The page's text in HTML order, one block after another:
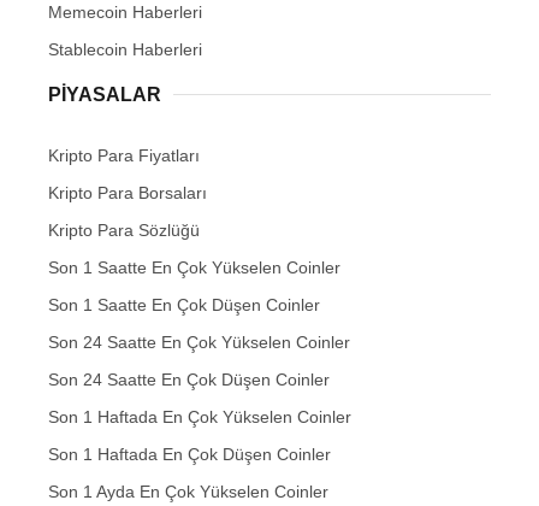
Memecoin Haberleri
Stablecoin Haberleri
PIYASALAR
Kripto Para Fiyatları
Kripto Para Borsaları
Kripto Para Sözlüğü
Son 1 Saatte En Çok Yükselen Coinler
Son 1 Saatte En Çok Düşen Coinler
Son 24 Saatte En Çok Yükselen Coinler
Son 24 Saatte En Çok Düşen Coinler
Son 1 Haftada En Çok Yükselen Coinler
Son 1 Haftada En Çok Düşen Coinler
Son 1 Ayda En Çok Yükselen Coinler